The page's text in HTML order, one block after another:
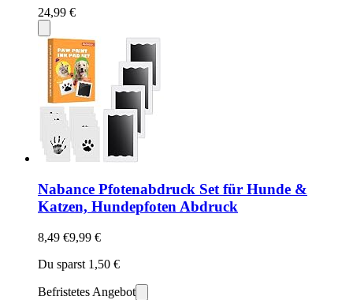
24,99 €
Nabance Pfotenabdruck Set für Hunde &
Katzen, Hundepfoten Abdruck
8,49 €9,99 €
Du sparst 1,50 €
Befristetes Angebot